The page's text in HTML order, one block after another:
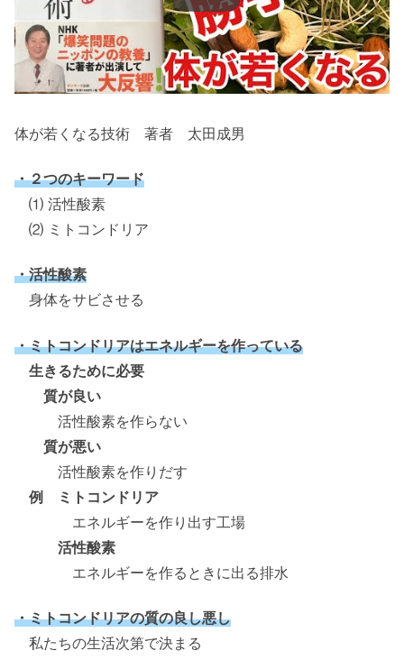
体が若くなる技術 著者 太田成男
・２つのキーワード
⑴ 活性酸素
⑵ ミトコンドリア
・活性酸素
身体をサビさせる
・ミトコンドリアはエネルギーを作っている
生きるために必要
質が良い
活性酸素を作らない
質が悪い
活性酸素を作りだす
例 ミトコンドリア
エネルギーを作り出す工場
活性酸素
エネルギーを作るときに出る排水
・ミトコンドリアの質の良し悪し
私たちの生活次第で決まる